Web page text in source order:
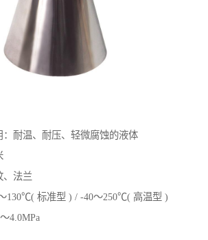
：耐温、耐压、轻微腐蚀的液体
、法兰
130℃( 标准型 ) / -40～250℃( 高温型 )
4.0MPa